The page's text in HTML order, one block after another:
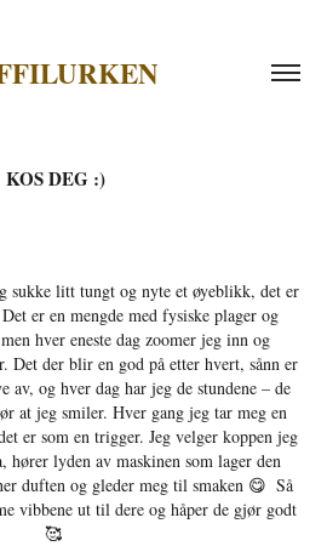
KOS DEG :)
sukke litt tungt og nyte et øyeblikk, det er
er en mengde med fysiske plager og
hver eneste dag zoomer jeg inn og
Det der blir en god på etter hvert, sånn er
av, og hver dag har jeg de stundene – de
at jeg smiler. Hver gang jeg tar meg en
er som en trigger. Jeg velger koppen jeg
hører lyden av maskinen som lager den
duften og gleder meg til smaken 😋 ⁠ Så
vibbene ut til dere og håper de gjør godt
🥰